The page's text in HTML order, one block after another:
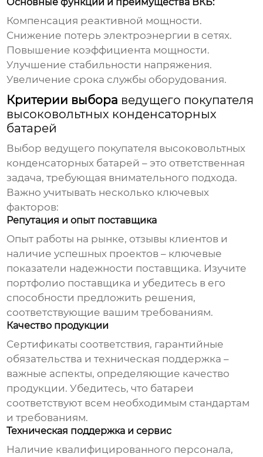
Основные функции и преимущества ВКБ:
Компенсация реактивной мощности.
Снижение потерь электроэнергии в сетях.
Повышение коэффициента мощности.
Улучшение стабильности напряжения.
Увеличение срока службы оборудования.
Критерии выбора ведущего покупателя
высоковольтных конденсаторных
батарей
Выбор ведущего покупателя высоковольтных
конденсаторных батарей – это ответственная
задача, требующая внимательного подхода.
Важно учитывать несколько ключевых
факторов:
Репутация и опыт поставщика
Опыт работы на рынке, отзывы клиентов и
наличие успешных проектов – ключевые
показатели надежности поставщика. Изучите
портфолио поставщика и убедитесь в его
способности предложить решения,
соответствующие вашим требованиям.
Качество продукции
Сертификаты соответствия, гарантийные
обязательства и техническая поддержка –
важные аспекты, определяющие качество
продукции. Убедитесь, что батареи
соответствуют всем необходимым стандартам
и требованиям.
Техническая поддержка и сервис
Наличие квалифицированного персонала,